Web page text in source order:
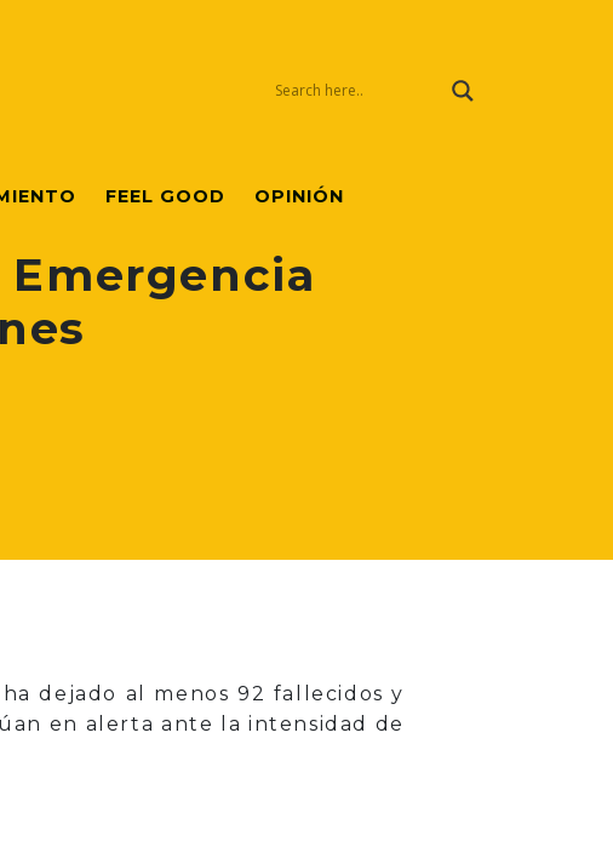
FEEL GOOD OPINIÓN
Emergencia
dejado al menos 92 fallecidos y
en alerta ante la intensidad de